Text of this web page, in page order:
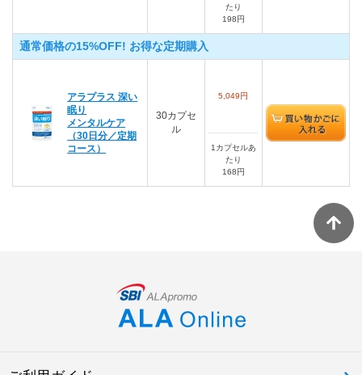
たり
198円
通常価格の15%OFF! お得な定期購入
アラプラス 深い
眠り
メンタルケア
（30日分／定期
コース）
30カプセ
ル
5,049円
1カプセルあ
たり
168円